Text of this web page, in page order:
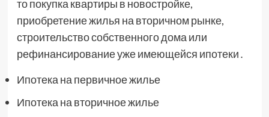
то покупка квартиры в новостройке,
приобретение жилья на вторичном рынке,
строительство собственного дома или
рефинансирование уже имеющейся ипотеки․
Ипотека на первичное жилье
Ипотека на вторичное жилье